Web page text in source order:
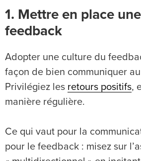
1. Mettre en place
feedback
Adopter une culture du
façon de bien communiquer
Privilégiez les retours positifs,
manière régulière.
Ce qui vaut pour la
pour le feedback : misez sur